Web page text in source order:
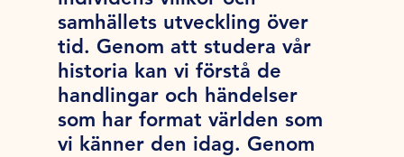
samhällets utveckling över
tid. Genom att studera vår
historia kan vi förstå de
handlingar och händelser
som har format världen som
vi känner den idag. Genom